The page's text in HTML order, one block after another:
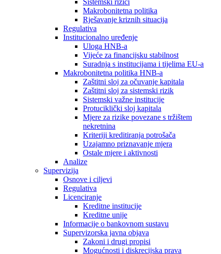
Sistemski rizici
Makrobonitetna politika
Rješavanje kriznih situacija
Regulativa
Institucionalno uređenje
Uloga HNB-a
Vijeće za financijsku stabilnost
Suradnja s institucijama i tijelima EU-a
Makrobonitetna politika HNB-a
Zaštitni sloj za očuvanje kapitala
Zaštitni sloj za sistemski rizik
Sistemski važne institucije
Protuciklički sloj kapitala
Mjere za rizike povezane s tržištem
nekretnina
Kriteriji kreditiranja potrošača
Uzajamno priznavanje mjera
Ostale mjere i aktivnosti
Analize
Supervizija
Osnove i ciljevi
Regulativa
Licenciranje
Kreditne institucije
Kreditne unije
Informacije o bankovnom sustavu
Supervizorska javna objava
Zakoni i drugi propisi
Mogućnosti i diskrecijska prava